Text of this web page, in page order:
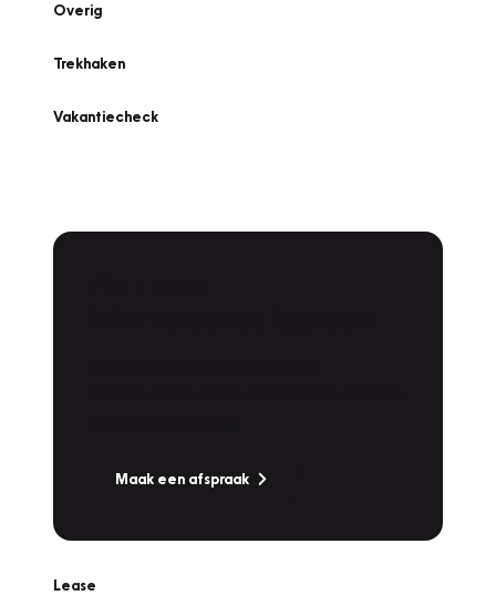
Overig
Trekhaken
Vakantiecheck
Maak een afspraak
Lease